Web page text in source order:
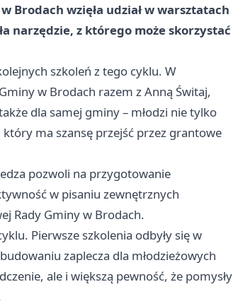
Brodach wzięła udział w warsztatach
narzędzie, z którego może skorzystać
szkoleń z tego cyklu. W
w Brodach razem z Anną Świtaj,
dla samej gminy – młodzi nie tylko
który ma szansę przejść przez grantowe
pozwoli na przygotowanie
w pisaniu zewnętrznych
Rady Gminy w Brodach.
Pierwsze szkolenia odbyły się w
zaplecza dla młodzieżowych
ale i większą pewność, że pomysły